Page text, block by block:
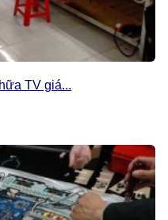
TV giá...